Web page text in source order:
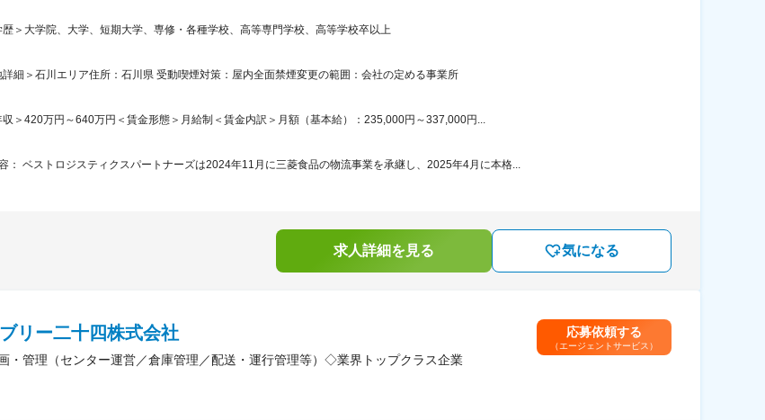
歴＞大学院、大学、短期大学、専修・各種学校、高等専門学校、高等学校卒以上
詳細＞石川エリア住所：石川県 受動喫煙対策：屋内全面禁煙変更の範囲：会社の定める事業所
収＞420万円～640万円＜賃金形態＞月給制＜賃金内訳＞月額（基本給）：235,000円～337,000円...
： ベストロジスティクスパートナーズは2024年11月に三菱食品の物流事業を承継し、2025年4月に本格...
求人詳細を見る 気になる
リー二十四株式会社
画・管理（センター運営／倉庫管理／配送・運行管理等）◇業界トップクラス企業
応募依頼する
（エージェントサービス）